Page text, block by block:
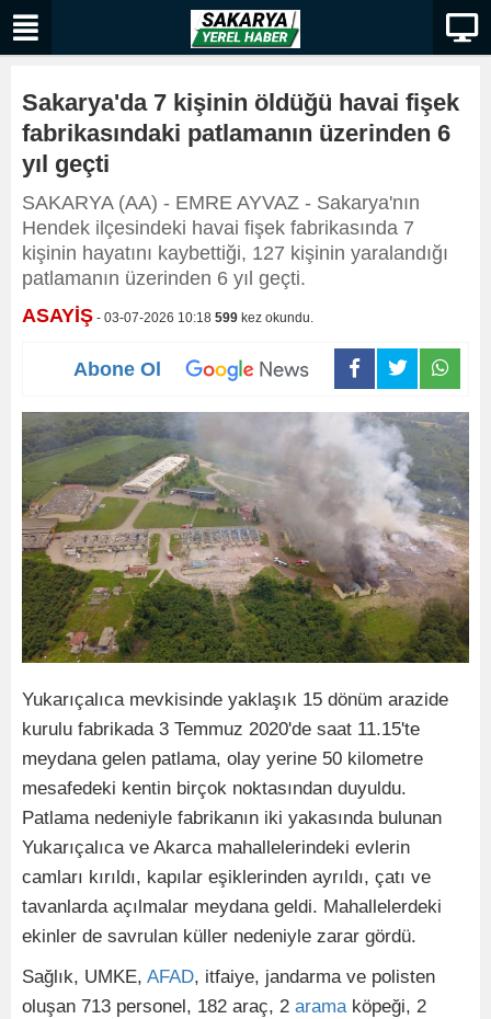
Sakarya'da 7 kişinin öldüğü havai fişek
fabrikasındaki patlamanın üzerinden 6
yıl geçti
​​​​​​​SAKARYA (AA) - EMRE AYVAZ - Sakarya'nın
Hendek ilçesindeki havai fişek fabrikasında 7
kişinin hayatını kaybettiği, 127 kişinin yaralandığı
patlamanın üzerinden 6 yıl geçti.
ASAYİŞ - 03-07-2026 10:18 599 kez okundu.
Abone Ol
Yukarıçalıca mevkisinde yaklaşık 15 dönüm arazide
kurulu fabrikada 3 Temmuz 2020'de saat 11.15'te
meydana gelen patlama, olay yerine 50 kilometre
mesafedeki kentin birçok noktasından duyuldu.
Patlama nedeniyle fabrikanın iki yakasında bulunan
Yukarıçalıca ve Akarca mahallelerindeki evlerin
camları kırıldı, kapılar eşiklerinden ayrıldı, çatı ve
tavanlarda açılmalar meydana geldi. Mahallelerdeki
ekinler de savrulan küller nedeniyle zarar gördü.
Sağlık, UMKE, AFAD, itfaiye, jandarma ve polisten
oluşan 713 personel, 182 araç, 2 aramaköpeği, 2